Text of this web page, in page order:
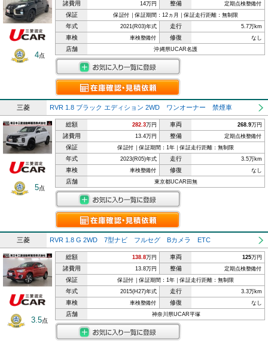
4点
諸費用 14万円 整備 定期点検整備付
保証 保証付｜保証期間：12ヵ月｜保証走行距離：無制限
年式 2021(R03)年式 走行 5.7万km
車検 車検整備付 修復 なし
店舗 沖縄県UCAR名護
三菱 RVR 1.8 ブラック エディション 2WD ワンオーナー 禁煙車
5点
総額 282.3万円 車両 268.9万円
諸費用 13.4万円 整備 定期点検整備付
保証 保証付｜保証期間：1年｜保証走行距離：無制限
年式 2023(R05)年式 走行 3.5万km
車検 車検整備付 修復 なし
店舗 東京都UCAR田無
三菱 RVR 1.8 G 2WD 7型ナビ フルセグ Bカメラ ETC
3.5点
総額 138.8万円 車両 125万円
諸費用 13.8万円 整備 定期点検整備付
保証 保証付｜保証期間：1年｜保証走行距離：無制限
年式 2015(H27)年式 走行 3.3万km
車検 車検整備付 修復 なし
店舗 神奈川県UCAR平塚